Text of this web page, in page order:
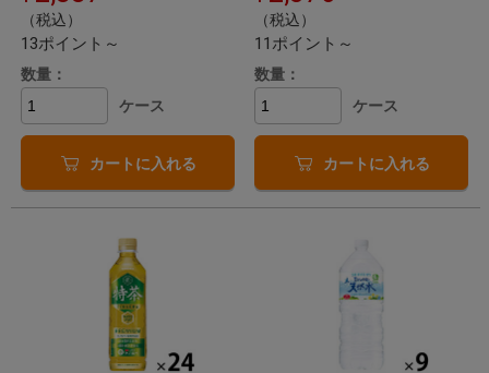
（税込）
13ポイント～
数量：
ケース
カートに入れる
（税込）
11ポイント～
数量：
ケース
カートに入れる